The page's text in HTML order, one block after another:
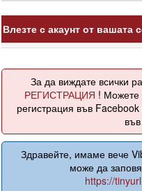
Влезте с акаунт от вашата
За да виждате всички
РЕГИСТРАЦИЯ ! Можете
регистрация във
Здравейте, имаме вече
може да
https://